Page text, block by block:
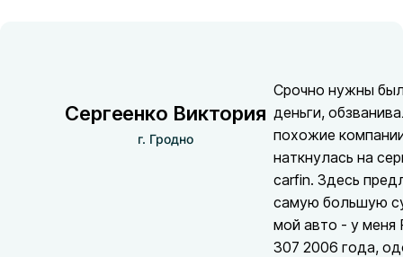
Сергеенко Виктория
г. Гродно
Срочно нужны
деньги,
похожие
наткнулась на
carfin. Здесь
самую большую
мой авто - у меня
307 2006 года,